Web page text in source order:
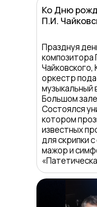
Празднуя
композитора
оркестр
музыкальный
Большом
Состоялся
котором
известных
для скрипки
мажор и
Ко Дню
П.И.